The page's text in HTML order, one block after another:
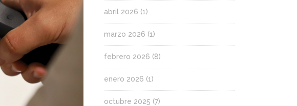
abril 2026 (1)
marzo 2026 (1)
febrero 2026 (8)
enero 2026 (1)
octubre 2025 (7)